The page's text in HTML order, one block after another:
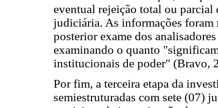
eventual rejeição total ou
judiciária. As informações
posterior exame dos
examinando o quanto
institucionais de poder" (Bravo,
Por fim, a terceira etapa da
semiestruturadas com sete (07)